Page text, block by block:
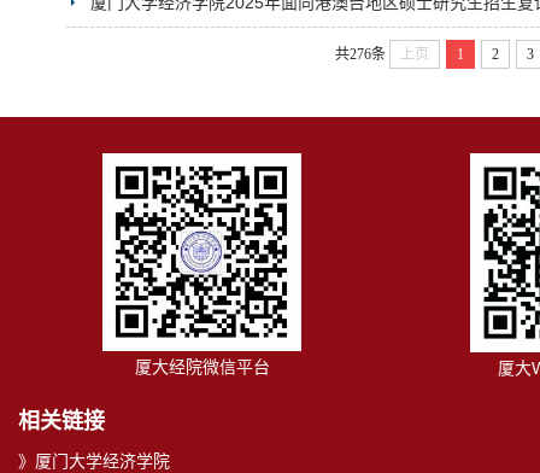
共276条 上页 1 2 3
厦大经院微信平台 厦大
相关链接
》厦门大学经济学院